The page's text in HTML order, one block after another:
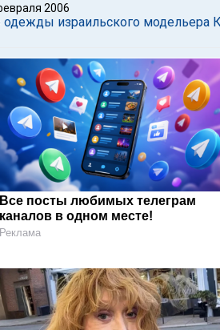
2006
израильского модельера
Все посты любимых телеграм
каналов в одном месте!
Реклама